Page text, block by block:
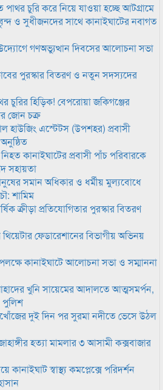
চুরি করে নিয়ে যাওয়া হচ্ছে আটগ্রামে
ও সুধীজনদের সাথে কানাইঘাটের নবাগত
গণঅভ্যুত্থান দিবসের আলোচনা সভা
পুরস্কার বিতরণ ও নতুন সদস্যদের
চুরির হিড়িক! বেপরোয়া জকিগঞ্জের
জোন চক্র
হাউজিং এস্টেটস (উপশহর) প্রবাসী
কানাইঘাটের প্রবাসী পাঁচ পরিবারকে
সহায়তা
সমান অধিকার ও ধর্মীয় মুল্যবোধে
শামিম
ক্রীড়া প্রতিযোগিতার পুরস্কার বিতরণ
ফেডারেশানের বিভাগীয় অভিনয়
কানাইঘাটে আলোচনা সভা ও সম্মাননা
খুনি সায়েমের আদালতে আত্মসমর্পন,
পুলিশ
দুই দিন পর সুরমা নদীতে ভেসে উঠল
হত্যা মামলার ৩ আসামী কক্সবাজার
কানাইঘাট স্বাস্থ্য কমপ্লেক্সে পরিদর্শন